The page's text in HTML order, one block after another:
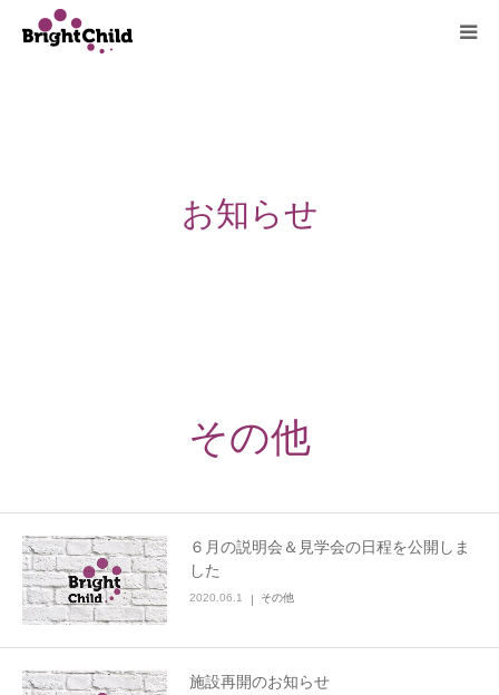
お知らせ
その他
６月の説明会＆見学会の日程を公開しま
した
2020.06.1 その他
施設再開のお知らせ